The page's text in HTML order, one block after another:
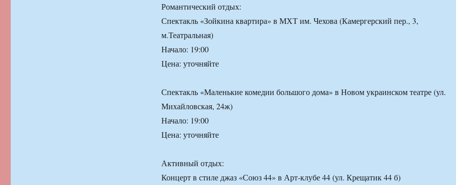
Романтический отдых:
Спектакль «Зойкина квартира» в МХТ им. Чехова (Камергерский пер., 3,
м.Театральная)
Начало: 19:00
Цена: уточняйте
Спектакль «Маленькие комедии большого дома» в Новом украинском театре (ул.
Михайловская, 24ж)
Начало: 19:00
Цена: уточняйте
Активный отдых:
Концерт в стиле джаз «Союз 44» в Арт-клубе 44 (ул. Крещатик 44 б)